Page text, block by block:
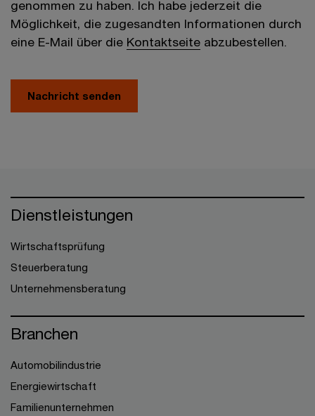
genommen zu haben. Ich habe jederzeit die
Möglichkeit, die zugesandten Informationen durch
eine E-Mail über die Kontaktseite abzubestellen.
Nachricht senden
Dienstleistungen
Wirtschaftsprüfung
Steuerberatung
Unternehmensberatung
Branchen
Automobilindustrie
Energiewirtschaft
Familienunternehmen